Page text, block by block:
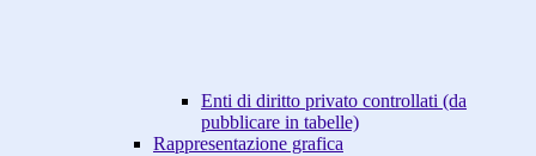
Enti di diritto privato controllati (da
pubblicare in tabelle)
Rappresentazione grafica